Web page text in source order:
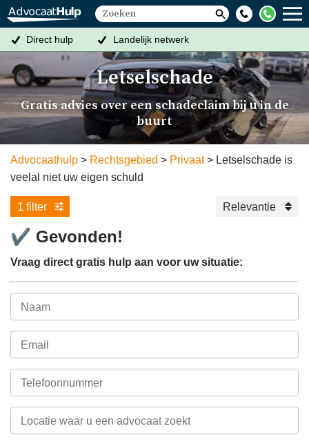
Direct hulp Landelijk netwerk
Altijd een oplossing Gratis eerste gesprek
Letselschade
Gratis advies over een schadeclaim bij u in de
buurt
Advocaathulp Rechtsgebied Privaat
Letselschade is
veelal niet uw eigen schuld
1 filter Relevantie
✔ Gevonden!
Vraag direct gratis hulp aan voor uw situatie: